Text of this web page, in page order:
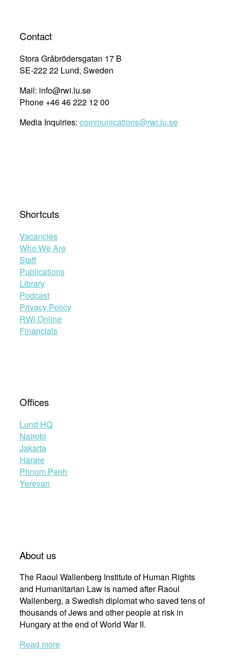
Contact
Stora Gråbrödersgatan 17 B
SE-222 22 Lund, Sweden
Mail: info@rwi.lu.se
Phone +46 46 222 12 00
Media Inquiries: communications@rwi.lu.se
Shortcuts
Vacancies
Who We Are
Staff
Publications
Library
Podcast
Privacy Policy
RWI Online
Financials
Offices
Lund HQ
Nairobi
Jakarta
Harare
Phnom Penh
Yerevan
About us
The Raoul Wallenberg Institute of Human Rights
and Humanitarian Law is named after Raoul
Wallenberg, a Swedish diplomat who saved tens of
thousands of Jews and other people at risk in
Hungary at the end of World War II.
Read more